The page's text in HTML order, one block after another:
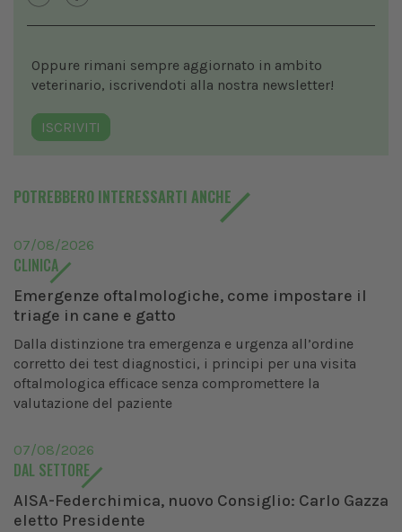
Oppure rimani sempre aggiornato in ambito
veterinario, iscrivendoti alla nostra newsletter!
ISCRIVITI
POTREBBERO INTERESSARTI ANCHE
07/08/2026
CLINICA
Emergenze oftalmologiche, come impostare il
triage in cane e gatto
Dalla distinzione tra emergenza e urgenza all’ordine
corretto dei test diagnostici, i principi per una visita
oftalmologica efficace senza compromettere la
valutazione del paziente
07/08/2026
DAL SETTORE
AISA-Federchimica, nuovo Consiglio: Carlo Gazza
eletto Presidente